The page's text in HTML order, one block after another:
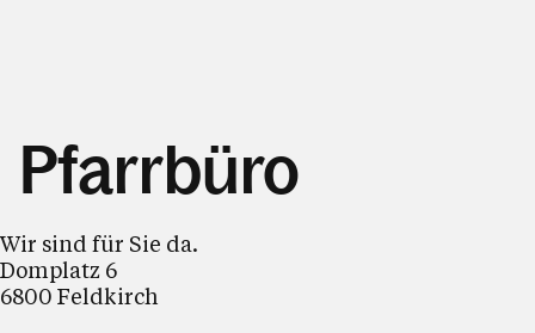
Pfarrbüro
Wir sind für Sie da.
Domplatz 6
6800 Feldkirch